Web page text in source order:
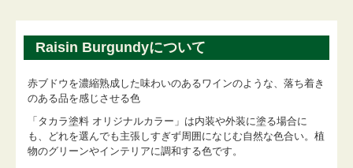
Raisin Burgundyについて
赤ブドウを濃縮熟成した味わいのあるワインのような、落ち着き
のある品を感じさせる色
「タカラ塗料 オリジナルカラー」は内装や外装に塗る場合に
も、どれを選んでも主張しすぎず周囲になじむ自然な色合い。植
物のグリーンやインテリアに調和する色です。